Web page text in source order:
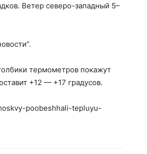
Ветер северо-западный 5–
термометров покажут
+12 — +17 градусов.
poobeshhali-tepluyu-